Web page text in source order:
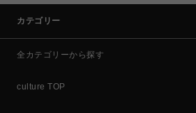
カテゴリー
全カテゴリーから探す
culture TOP